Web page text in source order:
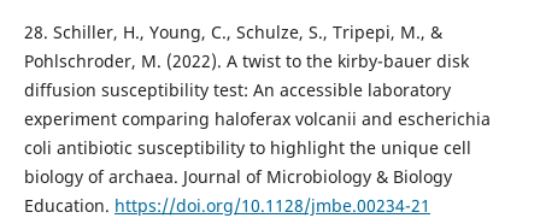
28. Schiller, H., Young, C., Schulze, S., Tripepi, M., &
Pohlschroder, M. (2022). A twist to the kirby-bauer disk
diffusion susceptibility test: An accessible laboratory
experiment comparing haloferax volcanii and escherichia
coli antibiotic susceptibility to highlight the unique cell
biology of archaea. Journal of Microbiology & Biology
Education. https://doi.org/10.1128/jmbe.00234-21